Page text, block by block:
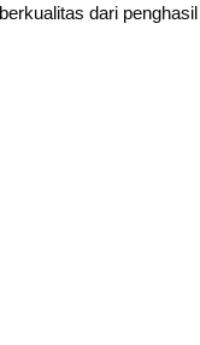
dari penghasil